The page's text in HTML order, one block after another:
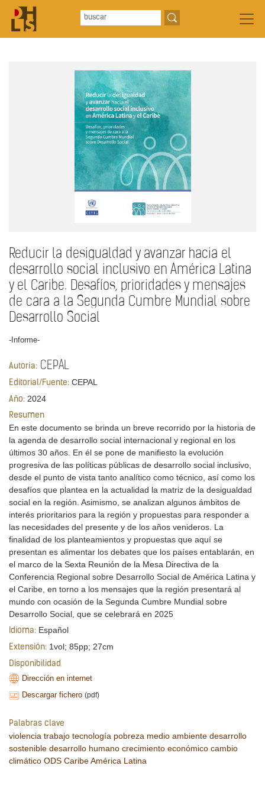
Reducir la desigualdad y avanzar hacia el
desarrollo social inclusivo en América Latina
y el Caribe. Desafíos, prioridades y mensajes
de cara a la Segunda Cumbre Mundial sobre
Desarrollo Social
-Informe-
Autoría: CEPAL
Editorial/Fuente: CEPAL
Año: 2024
Resumen
En este documento se brinda un breve recorrido por la historia de
la agenda de desarrollo social internacional y regional en los
últimos 30 años. En él se pone de manifiesto la evolución
progresiva de las políticas públicas de desarrollo social inclusivo,
desde el punto de vista tanto analítico como técnico, así como los
desafíos que plantea en la actualidad la matriz de la desigualdad
social en la región. Asimismo, se analizan algunos ámbitos de
interés prioritarios para la región y propuestas para responder a
las necesidades del presente y de los años venideros. La
finalidad de los planteamientos y propuestas que aquí se
presentan es alimentar los debates que los países entablarán, en
el marco de la Sexta Reunión de la Mesa Directiva de la
Conferencia Regional sobre Desarrollo Social de América Latina y
el Caribe, en torno a los mensajes que la región presentará al
mundo con ocasión de la Segunda Cumbre Mundial sobre
Desarrollo Social, que se celebrará en 2025
Idioma: Español
Extensión: 1vol; 85pp; 27cm
Disponibilidad
Dirección en internet
Descargar fichero (pdf)
Palabras clave
violencia trabajo tecnología pobreza medio ambiente desarrollo
sostenible desarrollo humano crecimiento económico cambio
climático ODS CaribeAmérica Latina